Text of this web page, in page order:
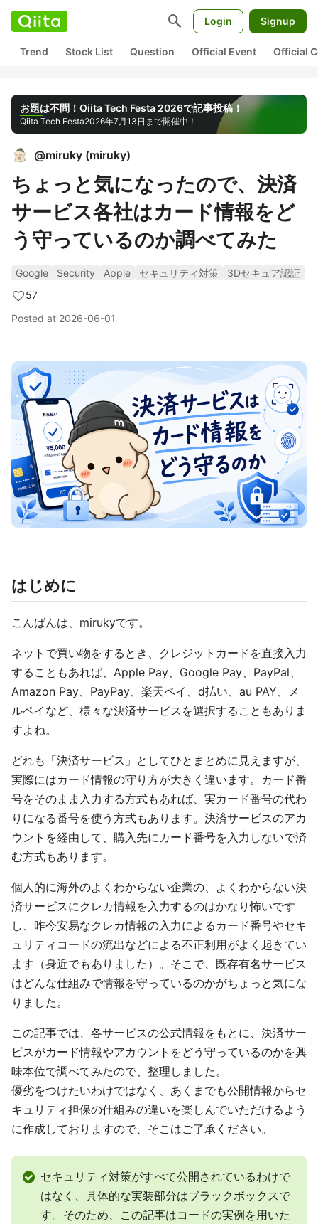
search Login Signup
Trend Stock List Question Official Event Official
お題は不問！Qiita Tech Festa 2026で記事投稿！
Qiita Tech Festa2026年7月13日まで開催中！
@miruky (miruky)
ちょっと気になったので、決済
サービス各社はカード情報をど
う守っているのか調べてみた
Google Security Apple セキュリティ対策
3Dセキュア認証
57
Posted at 2026-06-01
はじめに
こんばんは、mirukyです。
ネットで買い物をするとき、クレジットカードを直接入力
することもあれば、Apple Pay、Google Pay、PayPal、
Amazon Pay、PayPay、楽天ペイ、d払い、au PAY、メ
ルペイなど、様々な決済サービスを選択することもありま
すよね。
どれも「決済サービス」としてひとまとめに見えますが、
実際にはカード情報の守り方が大きく違います。カード番
号をそのまま入力する方式もあれば、実カード番号の代わ
りになる番号を使う方式もあります。決済サービスのアカ
ウントを経由して、購入先にカード番号を入力しないで済
む方式もあります。
個人的に海外のよくわからない企業の、よくわからない決
済サービスにクレカ情報を入力するのはかなり怖いです
し、昨今安易なクレカ情報の入力によるカード番号やセキ
ュリティコードの流出などによる不正利用がよく起きてい
ます（身近でもありました）。そこで、既存有名サービス
はどんな仕組みで情報を守っているのかがちょっと気にな
りました。
この記事では、各サービスの公式情報をもとに、決済サー
ビスがカード情報やアカウントをどう守っているのかを興
味本位で調べてみたので、整理しました。
優劣をつけたいわけではなく、あくまでも公開情報からセ
キュリティ担保の仕組みの違いを楽しんでいただけるよう
に作成しておりますので、そこはご了承ください。
セキュリティ対策がすべて公開されているわけで
はなく、具体的な実装部分はブラックボックスで
す。そのため、この記事はコードの実例を用いた